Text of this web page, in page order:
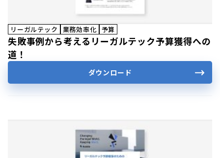
リーガルテック 業務効率化 予算
失敗事例から考えるリーガルテック予算獲得への
道！
ダウンロード